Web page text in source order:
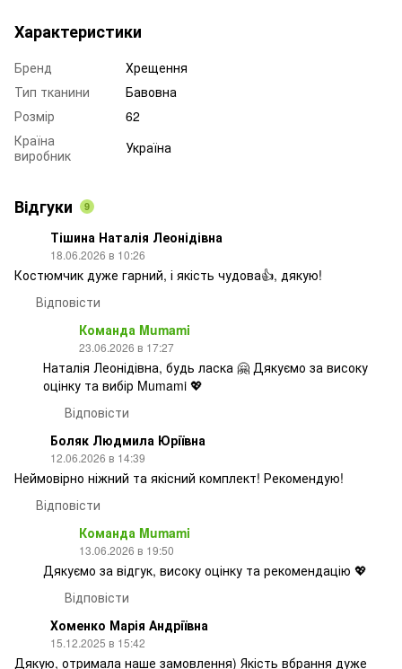
Характеристики
Бренд
Хрещення
Тип тканини
Бавовна
Розмір
62
Країна
виробник
Україна
Відгуки 9
Тішина Наталія Леонідівна
18.06.2026 в 10:26
Костюмчик дуже гарний, і якість чудова👍, дякую!
Відповісти
Команда Mumami
23.06.2026 в 17:27
Наталія Леонідівна, будь ласка 🤗 Дякуємо за високу
оцінку та вибір Mumami 💖
Відповісти
Боляк Людмила Юріївна
12.06.2026 в 14:39
Неймовірно ніжний та якісний комплект! Рекомендую!
Відповісти
Команда Mumami
13.06.2026 в 19:50
Дякуємо за відгук, високу оцінку та рекомендацію 💖
Відповісти
Хоменко Марія Андріївна
15.12.2025 в 15:42
Дякую, отримала наше замовлення) Якість вбрання дуже